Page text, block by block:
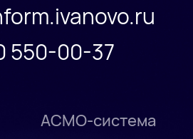
550-00-37
АСМО-система